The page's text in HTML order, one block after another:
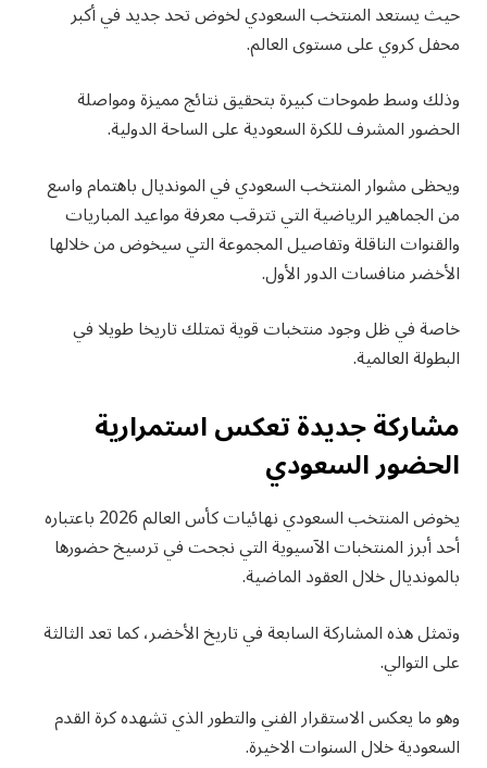
حيث يستعد المنتخب السعودي لخوض تحد جديد في أكبر
محفل كروي على مستوى العالم.
وذلك وسط طموحات كبيرة بتحقيق نتائج مميزة ومواصلة
الحضور المشرف للكرة السعودية على الساحة الدولية.
ويحظى مشوار المنتخب السعودي في المونديال باهتمام واسع
من الجماهير الرياضية التي تترقب معرفة مواعيد المباريات
والقنوات الناقلة وتفاصيل المجموعة التي سيخوض من خلالها
الأخضر منافسات الدور الأول.
خاصة في ظل وجود منتخبات قوية تمتلك تاريخا طويلا في
البطولة العالمية.
مشاركة جديدة تعكس استمرارية
الحضور السعودي
يخوض المنتخب السعودي نهائيات كأس العالم 2026 باعتباره
أحد أبرز المنتخبات الآسيوية التي نجحت في ترسيخ حضورها
بالمونديال خلال العقود الماضية.
وتمثل هذه المشاركة السابعة في تاريخ الأخضر، كما تعد الثالثة
على التوالي.
وهو ما يعكس الاستقرار الفني والتطور الذي تشهده كرة القدم
السعودية خلال السنوات الاخيرة.